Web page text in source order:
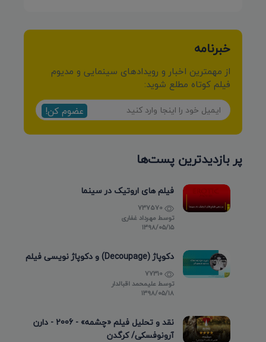
خبرنامه
از مهمترین اخبار و رویدادهای سینمایی و مدیوم
فیلم کوتاه مطلع شوید:
عضوم کن!
پر بازدیدترین پست‌ها
فیلم های اروتیک در سینما
توسط مهرداد غفاری
۱۳۹۸/۰۵/۱۵
دکوپاژ (Decoupage) و دکوپاژ نویسی فیلم
توسطعلیمحمد اقبالدار
۱۳۹۸/۰۵/۱۸
نقد و تحلیل فیلم «چشمه» - 2006 - دارن
آرونوفسکی/ کرگدن